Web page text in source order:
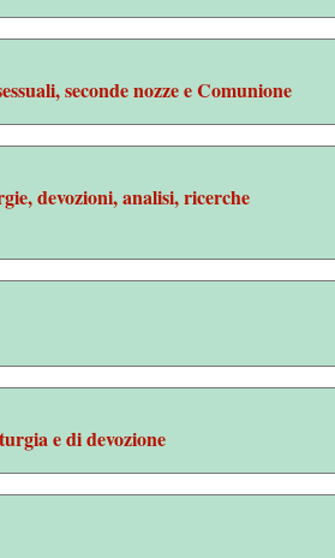
seconde nozze e Comunione
devozioni, analisi, ricerche
e di devozione